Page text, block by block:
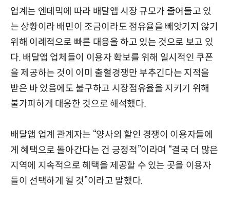
업계는 엔데믹에 따라 배달앱 시장 규모가 줄어들고 있
는 상황이라 배민이 조금이라도 점유율을 빼앗기지 않기
위해 이례적으로 빠른 대응을 하고 있는 것으로 보고 있
다. 배달앱 업체들이 이용자 확보를 위해 일시적인 쿠폰
을 제공하는 것이 이미 출혈경쟁만 부추긴다는 지적을
받은 바 있음에도 불구하고 시장점유율을 지키기 위해
불가피하게 대응한 것으로 해석했다.
배달앱 업계 관계자는 “양사의 할인 경쟁이 이용자들에
게 혜택으로 돌아간다는 건 긍정적”이라며 “결국 더 많은
지역에 지속적으로 혜택을 제공할 수 있는 곳을 이용자
들이 선택하게 될 것”이라고 말했다.